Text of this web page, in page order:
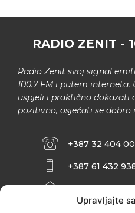
Upravljajte
RADIO ZENIT -
Radio Zenit svoj signal
100.7 FM i putem
uspjeli i praktično dokazati
pozitivno, osjećati se dobro
+387 32 404
+387 61 432